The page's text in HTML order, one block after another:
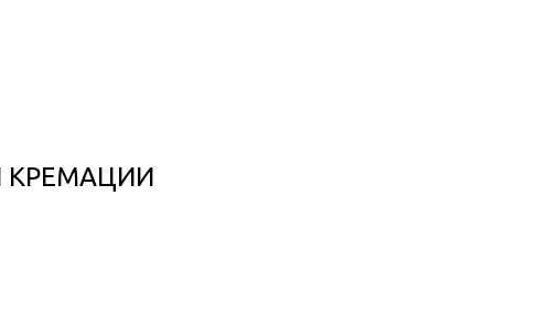
КРЕМАЦИИ